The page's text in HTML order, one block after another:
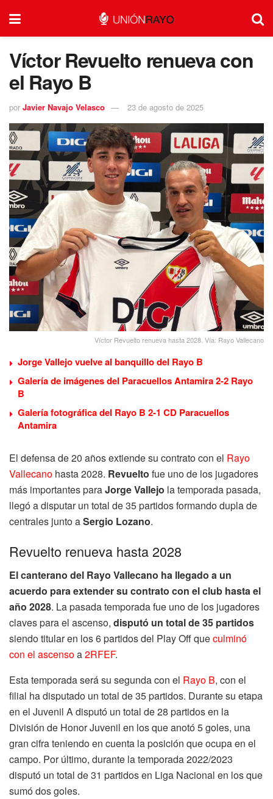
Víctor Revuelto renueva con
el Rayo B
por Javier Navajo Velasco 23 de agosto de 2025
Víctor Revuelto renueva hasta 2028. Vía: Rayo Vallecano
Jorge Vallejo vuelve al banquillo del Rayo B
Galería de imágenes del Paracuellos Antamira 2-2 Rayo
B
Galería fotográfica del Rayo B 2-1 CD Paracuellos
Antamira
El defensa de 20 años extiende su contrato con el Rayo
Vallecano hasta 2028. Revuelto fue uno de los jugadores
más importantes paraJorge Vallejo la temporada pasada,
llegó a disputar un total de 35 partidos formando dupla de
centrales junto aSergio Lozano.
Revuelto renueva hasta 2028
El canterano del Rayo Vallecano ha llegado a un
acuerdo para extender su contrato con el club hasta el
año 2028. La pasada temporada fue uno de los jugadores
claves para el ascenso, disputó un total de 35 partidos
siendo titular en los 6 partidos del Play Off queculminó
con el ascensoa2RFEF.
Esta temporada será su segunda con el Rayo B, con el
filial ha disputado un total de 35 partidos. Durante su etapa
en el Juvenil A disputó un total de 28 partidos en la
División de Honor Juvenil en los que anotó 5 goles, una
gran cifra teniendo en cuenta la posición que ocupa en el
campo. Por último, durante la temporada 2022/2023
disputó un total de 31 partidos en Liga Nacional en los que
sumó dos goles.